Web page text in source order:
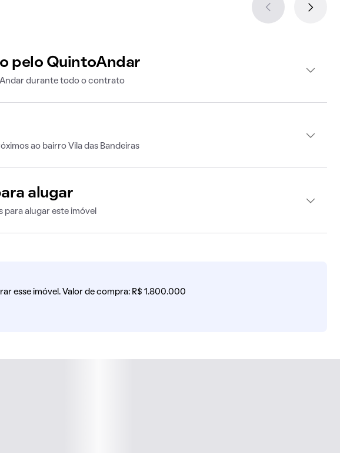
pelo QuintoAndar
durante todo o contrato
ao bairro Vila das Bandeiras
alugar
alugar este imóvel
esse imóvel. Valor de compra: R$ 1.800.000